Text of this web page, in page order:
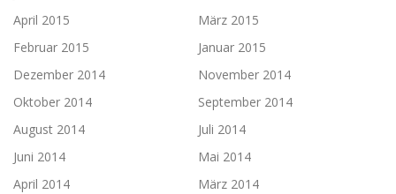
April 2015
März 2015
Februar 2015
Januar 2015
Dezember 2014
November 2014
Oktober 2014
September 2014
August 2014
Juli 2014
Juni 2014
Mai 2014
April 2014
März 2014